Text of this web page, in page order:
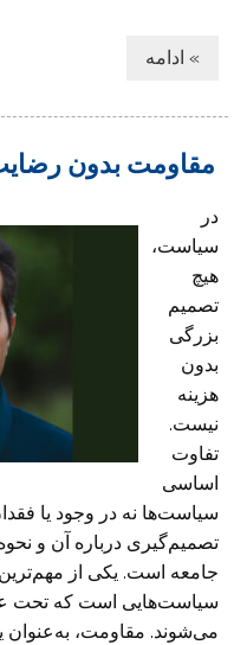
» ادامه
مقاومت بدون
در
سیاست،
هیچ
تصمیم
بزرگی
بدون
هزینه
نیست.
تفاوت
اساسی
سیاست‌ها نه در وجود یا
تصمیم‌گیری درباره آن و
جامعه است. یکی از
سیاست‌هایی است که تحت
می‌شوند. مقاومت،